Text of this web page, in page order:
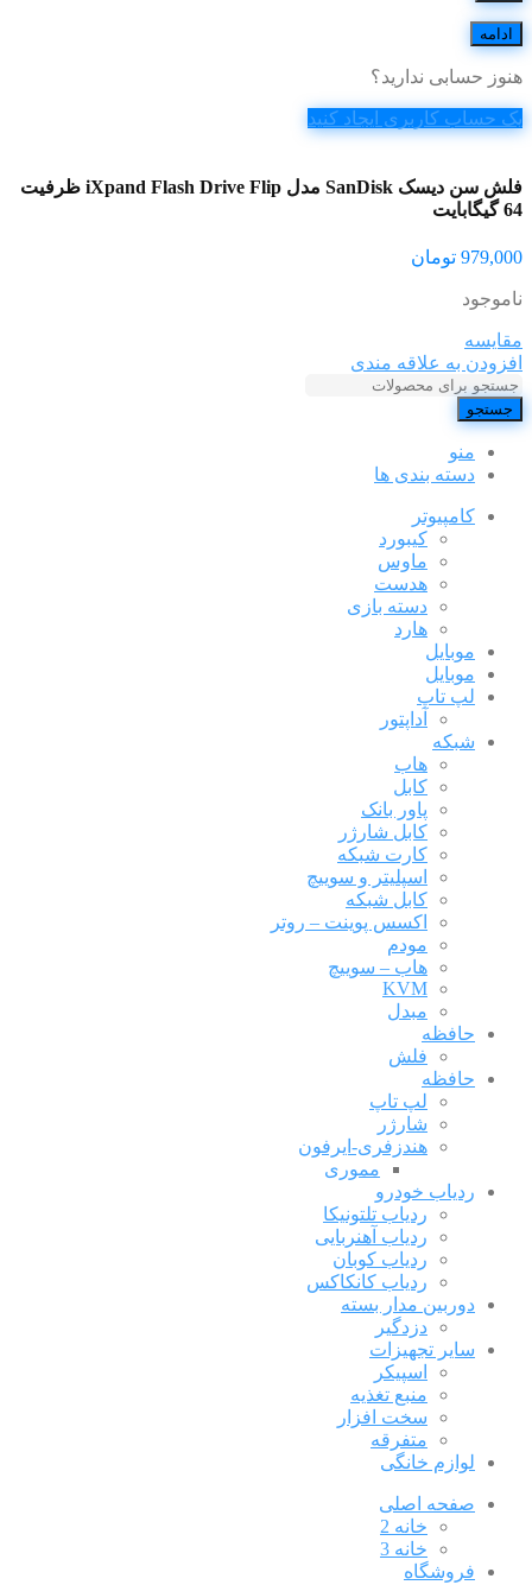
ادامه
هنوز حسابی ندارید؟
یک حساب کاربری ایجاد کنید
فلش سن دیسک SanDisk مدل iXpand Flash Drive Flip ظرفیت
64 گیگابایت
979,000 تومان
ناموجود
مقایسه
افزودن به علاقه مندی
جستجو
منو
دسته بندی ها
کامپیوتر
کیبورد
ماوس
هدست
دسته بازی
هارد
موبایل
موبایل
لپ تاپ
آداپتور
شبکه
هاب
کابل
پاور بانک
کابل شارژر
کارت شبکه
اسپلیتر و سوییچ
کابل شبکه
اکسس پوینت – روتر
مودم
هاب – سوییچ
KVM
مبدل
حافظه
فلش
حافظه
لپ تاپ
شارژر
هندزفری-ایرفون
مموری
ردیاب خودرو
ردیاب تلتونیکا
ردیاب آهنربایی
ردیاب کوبان
ردیاب کانکاکس
دوربین مدار بسته
دزدگیر
سایر تجهیزات
اسپیکر
منبع تغذیه
سخت افزار
متفرقه
لوازم خانگی
صفحه اصلی
خانه 2
خانه 3
فروشگاه